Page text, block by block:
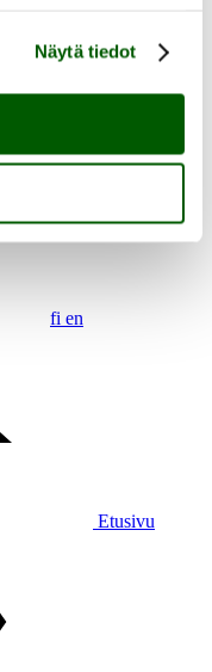
Näytä tiedot
fi en
Etusivu